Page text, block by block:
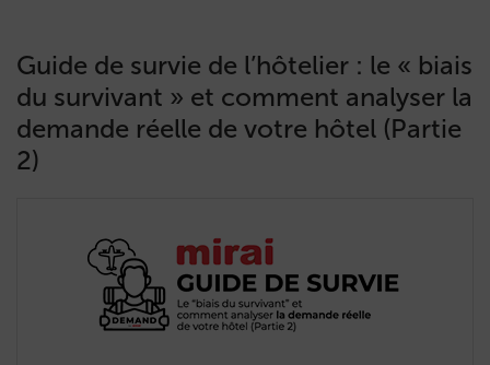
Guide de survie de l’hôtelier : le « biais
du survivant » et comment analyser la
demande réelle de votre hôtel (Partie
2)